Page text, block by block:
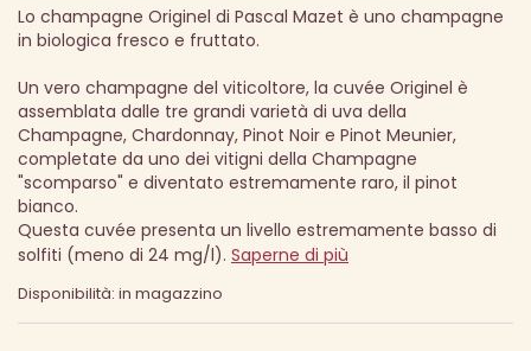
Lo champagne Originel di Pascal Mazet è uno champagne
in biologica fresco e fruttato.
Un vero champagne del viticoltore, la cuvée Originel è
assemblata dalle tre grandi varietà di uva della
Champagne, Chardonnay, Pinot Noir e Pinot Meunier,
completate da uno dei vitigni della Champagne
"scomparso" e diventato estremamente raro, il pinot
bianco.
Questa cuvée presenta un livello estremamente basso di
solfiti (meno di 24 mg/l). Saperne di più
Disponibilità: in magazzino